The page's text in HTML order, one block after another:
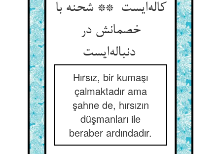
کاله‌ایست ** شحنه با
خصمانش در
دنباله‌ایست
Hırsız, bir kumaşı
çalmaktadır ama
şahne de, hırsızın
düşmanları ile
beraber ardındadır.